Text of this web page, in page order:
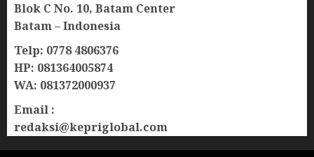
Blok C No. 10, Batam Center
Batam – Indonesia
Telp: 0778 4806376
HP: 081364005874
WA: 081372000937
Email :
redaksi@kepriglobal.com